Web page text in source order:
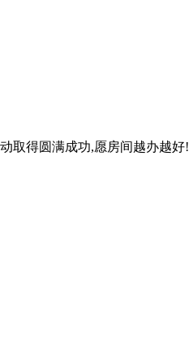
取得圆满成功,愿房间越办越好!